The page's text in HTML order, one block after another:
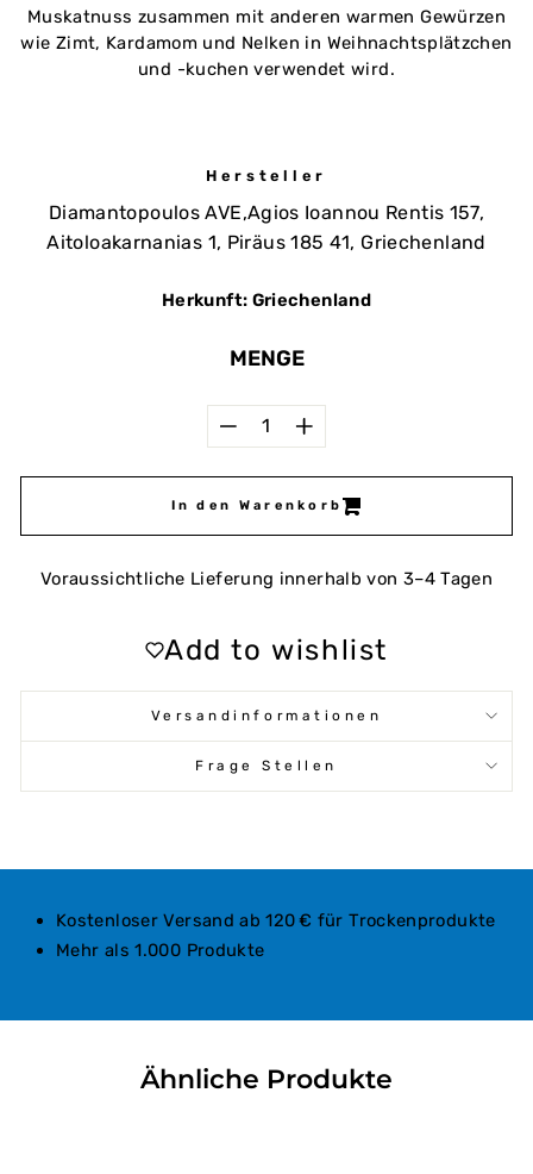
Muskatnuss zusammen mit anderen warmen Gewürzen
wie Zimt, Kardamom und Nelken in Weihnachtsplätzchen
und -kuchen verwendet wird.
Hersteller
Diamantopoulos AVE,Agios Ioannou Rentis 157,
Aitoloakarnanias 1, Piräus 185 41, Griechenland
Herkunft: Griechenland
MENGE
− +
In den Warenkorb
Voraussichtliche Lieferung innerhalb von 3–4 Tagen
Add to wishlist
Versandinformationen
Frage Stellen
Kostenloser Versand ab 120 € für Trockenprodukte
Mehr als 1.000 Produkte
Ähnliche Produkte